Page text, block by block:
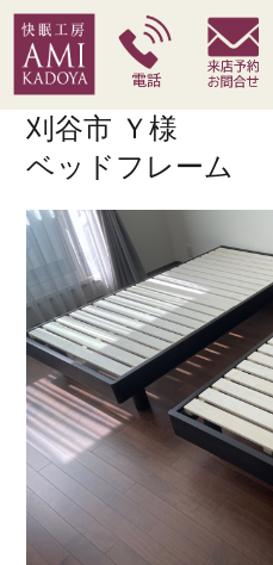
快眠枕 腰痛対策寝具
刈谷市 Ｙ様
ベッドフレーム